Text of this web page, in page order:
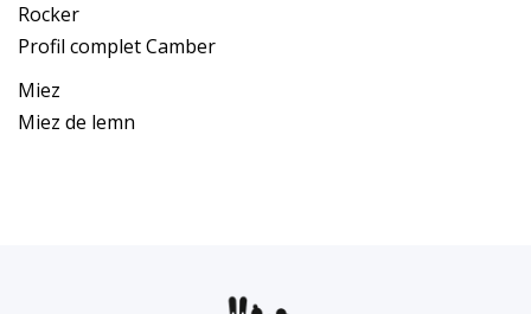
Rocker
Profil complet Camber
Miez
Miez de lemn